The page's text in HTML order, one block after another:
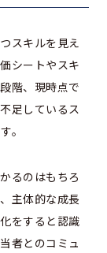
スキルを見え
シートやスキ
階、現時点で
足しているス
。
るのはもちろ
主体的な成長
をすると認識
者とのコミュ